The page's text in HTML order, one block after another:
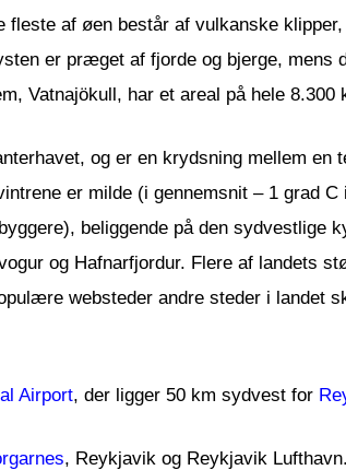
fleste af øen består af vulkanske
er præget af fjorde og bjerge, mens
Vatnajökull, har et areal på hele 8.300
og er en krydsning mellem
er milde (i gennemsnit – 1 grad C
beliggende på den sydvestlige
og Hafnarfjordur. Flere af landets
websteder andre steder i landet
Airport, der ligger 50 km sydvest for
, Reykjavik og Reykjavik Lufthavn.